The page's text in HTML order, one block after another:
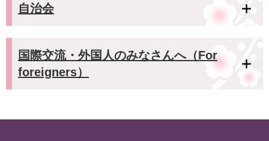
自治会
国際交流・外国人のみなさんへ（For
foreigners）